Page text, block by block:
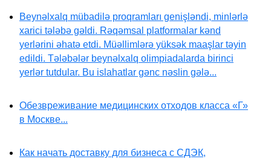
Beynəlxalq mübadilə proqramları genişləndi, minlərlə
xarici tələbə gəldi. Rəqəmsal platformalar kənd
yerlərini əhatə etdi. Müəllimlərə yüksək maaşlar təyin
edildi. Tələbələr beynəlxalq olimpiadalarda birinci
yerlər tutdular. Bu islahatlar gənc nəslin gələ...
Обезвреживание медицинских отходов класса «Г»
в Москве...
Как начать доставку для бизнеса с СДЭК,